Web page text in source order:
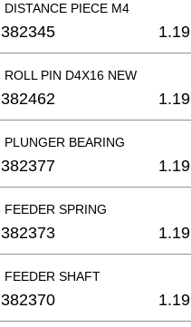
DISTANCE PIECE M4
382345 1.19
ROLL PIN D4X16 NEW
382462 1.19
PLUNGER BEARING
382377 1.19
FEEDER SPRING
382373 1.19
FEEDER SHAFT
382370 1.19